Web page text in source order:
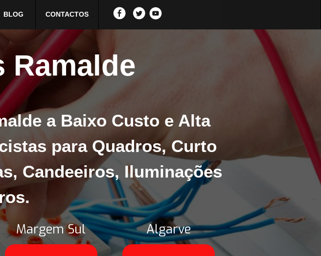
BLOG CONTACTOS
Ramalde
a Baixo Custo e Alta
para Quadros, Curto
Candeeiros, Iluminações
Margem Sul Algarve